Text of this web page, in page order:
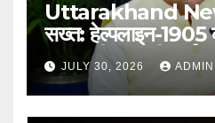
Uttarakhand
सख्त: हेल्पलाइन-1905
लापरवाही पर होगी
अधिकारियों को नोटिस…
JULY 30, 2026 ADMIN